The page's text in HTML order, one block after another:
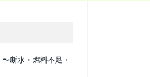
断水・燃料不足・